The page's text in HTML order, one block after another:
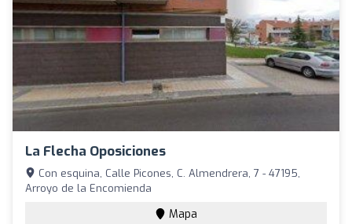
La Flecha Oposiciones
Con esquina, Calle Picones, C. Almendrera, 7 - 47195,
Arroyo de la Encomienda
Mapa